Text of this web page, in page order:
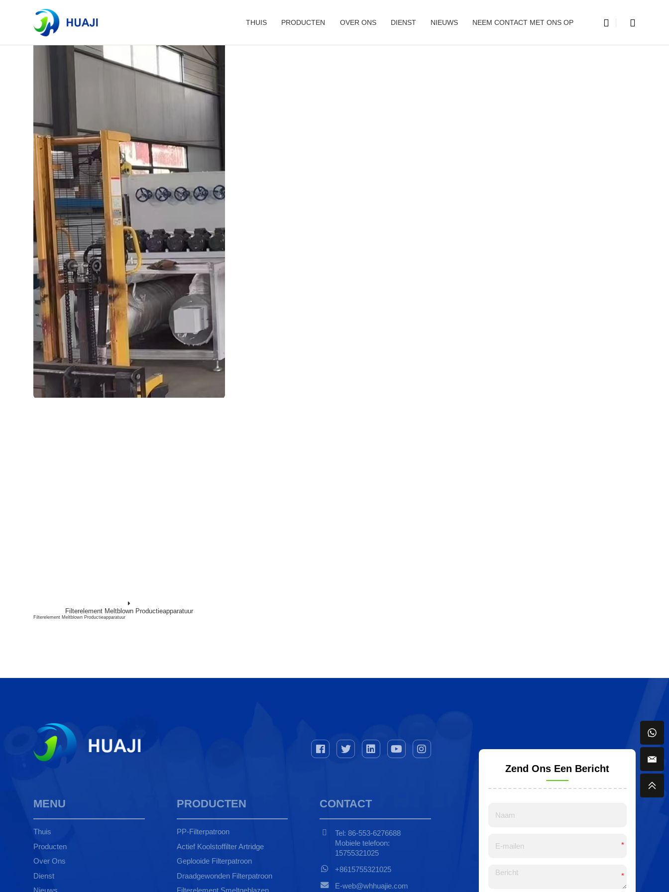
THUIS PRODUCTEN OVER ONS DIENST NIEUWS NEEM CONTACT MET ONS OP
Tagslijst
Er zijn in totaal 1 artikelen gevonden
Filterelement Meltblown Productieapparatuur
Filterelement Meltblown Productieapparatuur
MENU
Thuis
Producten
Over Ons
Dienst
PRODUCTEN
PP-Filterpatroon
Actief Koolstoffilter Artridge
Geplooide Filterpatroon
Draadgewonden Filterpatroon
CONTACT
Tel: 86-553-6276688
Mobiele telefoon:
15755321025
+8615755321025
E-web@whhuajie.com
Zend Ons Een Bericht
*
*